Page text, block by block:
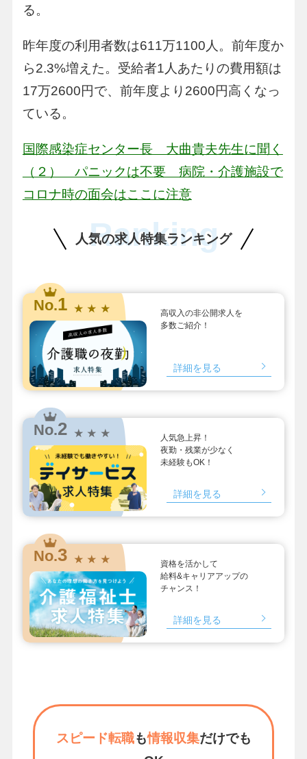
る。
昨年度の利用者数は611万1100人。前年度か
ら2.3%増えた。受給者1人あたりの費用額は
17万2600円で、前年度より2600円高くなっ
ている。
国際感染症センター長 大曲貴夫先生に聞く
（２） パニックは不要 病院・介護施設で
コロナ時の面会はここに注意
人気の求人特集ランキング
Ranking
No.1 ★ ★ ★
高収入の非公開求人を
多数ご紹介！
詳細を見る
No.2 ★ ★ ★
人気急上昇！
夜勤・残業が少なく
未経験もOK！
詳細を見る
No.3 ★ ★ ★
資格を活かして
給料&キャリアアップの
チャンス！
詳細を見る
スピード転職も情報収集だけでも